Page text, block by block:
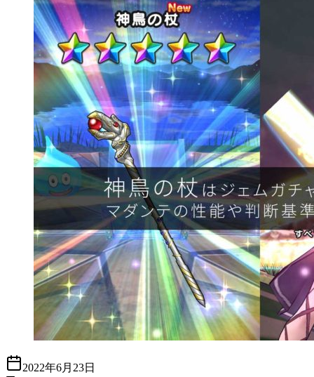
2022年6月23日